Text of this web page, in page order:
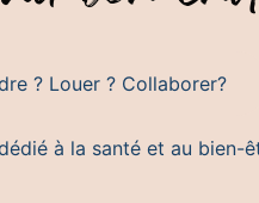
? Louer ? Collaborer?
Le 1er site 100% dédié à la santé et au